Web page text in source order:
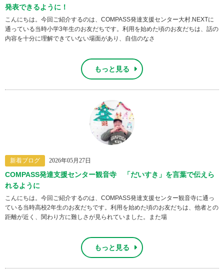
発表できるように！
こんにちは。今回ご紹介するのは、COMPASS発達支援センター大村.NEXTに
通っている当時小学3年生のお友だちです。利用を始めた頃のお友だちは、話の
内容を十分に理解できていない場面があり、自信のなさ
もっと見る
新着ブログ 2026年05月27日
COMPASS発達支援センター観音寺 「だいすき」を言葉で伝えら
れるように
こんにちは。今回ご紹介するのは、COMPASS発達支援センター観音寺に通っ
ている当時高校2年生のお友だちです。利用を始めた頃のお友だちは、他者との
距離が近く、関わり方に難しさが見られていました。また場
もっと見る